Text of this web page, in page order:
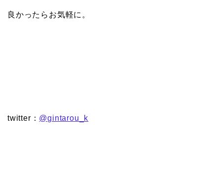
良かったらお気軽に。
twitter： @gintarou_k